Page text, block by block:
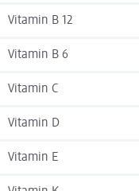
Vitamin B 12
Vitamin B 6
Vitamin C
Vitamin D
Vitamin E